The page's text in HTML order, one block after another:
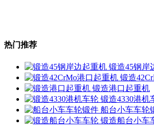
热门推荐
锻造45钢岸
锻造
锻造港口起重机
锻造4330港机
船台小车车轮
锻造船台小车